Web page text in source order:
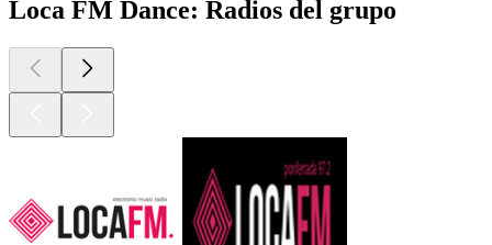
Loca FM Dance: Radios del grupo